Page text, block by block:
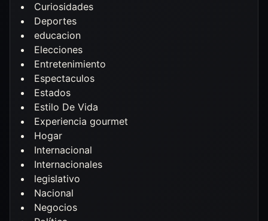
Curiosidades
Deportes
educacion
Elecciones
Entretenimiento
Espectaculos
Estados
Estilo De Vida
Experiencia gourmet
Hogar
Internacional
Internacionales
legislativo
Nacional
Negocios